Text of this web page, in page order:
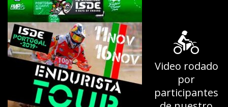
Video rodado
por
participantes